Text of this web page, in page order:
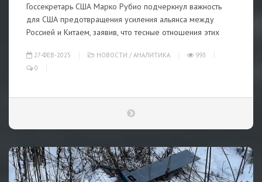
Госсекретарь США Марко Рубио подчеркнул важность
для США предотвращения усиления альянса между
Россией и Китаем, заявив, что тесные отношения этих
27-ФЕВ-2025 НОВОСТИ / АНАЛИТИКА
993
0